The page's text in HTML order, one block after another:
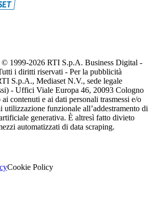
© 1999-2026 RTI S.p.A. Business Digital -
i diritti riservati - Per la pubblicità
S.p.A., Mediaset N.V., sede legale
- Uffici Viale Europa 46, 20093 Cologno
ai contenuti e ai dati personali trasmessi e/o
utilizzazione funzionale all’addestramento di
generativa. È altresì fatto divieto
automatizzati di data scraping.
Cookie Policy